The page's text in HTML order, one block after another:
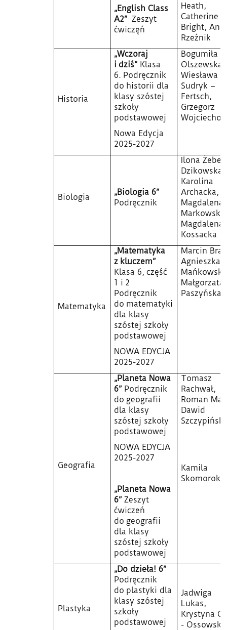
„English Class
A2” Zeszyt
ćwiczęń
Heath,
Catherine
Bright,
Rzeźnik
Historia
„Wczoraj
i dziś” Klasa
6. Podręcznik
do historii dla
klasy szóstej
szkoły
podstawowej
Nowa Edycja
2025-2027
Bogumiła
Olszewska,
Wiesława
Sudryk –
Fertsch,
Grzegorz
Biologia
„Biologia 6”
Podręcznik
Ilona Żeber-
Dzikowska,
Karolina
Archacka,
Magdalena
Markowska,
Magdalena
Kossacka
Matematyka
„Matematyka
z kluczem”
Klasa 6, część
1 i 2
Podręcznik
do matematyki
dla klasy
szóstej szkoły
podstawowej
NOWA EDYCJA
2025-2027
Marcin
Agnieszka
Małgorzata
Paszyńska
Geografia
„Planeta Nowa
6” Podręcznik
do geografii
dla klasy
szóstej szkoły
podstawowej
NOWA EDYCJA
2025-2027
„Planeta Nowa
6” Zeszyt
ćwiczeń
do geografii
dla klasy
szóstej szkoły
podstawowej
Tomasz
Rachwał,
Roman
Dawid
Szczypiński
Kamila
Skomoroko
Plastyka
„Do dzieła! 6”
Podręcznik
do plastyki dla
klasy szóstej
szkoły
podstawowej
Jadwiga
Lukas,
Krystyna
- Ossowska